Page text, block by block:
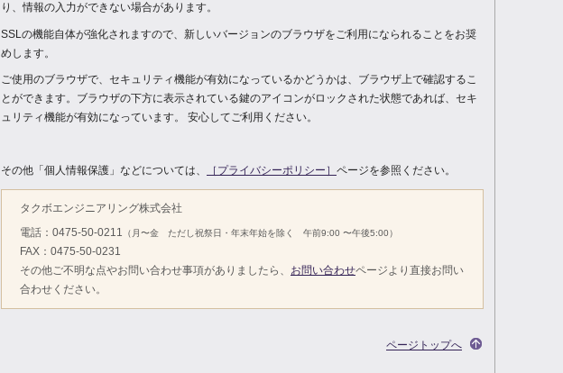
り、情報の入力ができない場合があります。
SSLの機能自体が強化されますので、新しいバージョンのブラウザをご利用になられることをお奨
めします。
ご使用のブラウザで、セキュリティ機能が有効になっているかどうかは、ブラウザ上で確認するこ
とができます。ブラウザの下方に表示されている鍵のアイコンがロックされた状態であれば、セキ
ュリティ機能が有効になっています。 安心してご利用ください。
その他「個人情報保護」などについては、 ［プライバシーポリシー］ ページを参照ください。
タクボエンジニアリング株式会社
電話：0475-50-0211
（月〜金 ただし祝祭日・年末年始を除く 午前9:00 〜午後5:00）
FAX：0475-50-0231
その他ご不明な点やお問い合わせ事項がありましたら、 お問い合わせページより直接お問い
合わせください。
ページトップへ